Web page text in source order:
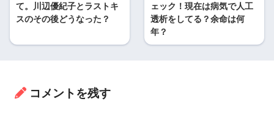
て。川辺優紀子とラストキ
スのその後どうなった？
ェック！現在は病気で人工
透析をしてる？余命は何
年？
コメントを残す